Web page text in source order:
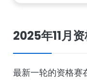
2025年11月
最新一轮的资格赛